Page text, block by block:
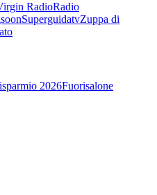
RadioRadio
SuperguidatvZuppa di
2026Fuorisalone